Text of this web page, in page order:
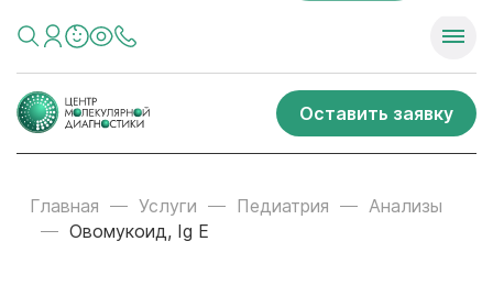
Оставить заявку
Главная Услуги Педиатрия
Анализы
Овомукоид, Ig E